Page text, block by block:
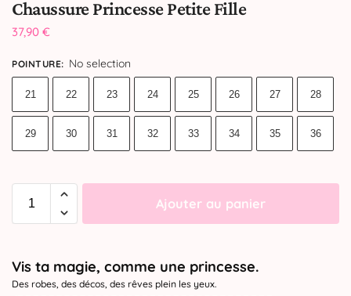
Chaussure Princesse Petite Fille
37,90 €
POINTURE: No selection
21 22 23 24 25 26 27 28
29 30 31 32 33 34 35 36
Ajouter au panier
Vis ta magie, comme une princesse.
Des robes, des décos, des rêves plein les yeux.